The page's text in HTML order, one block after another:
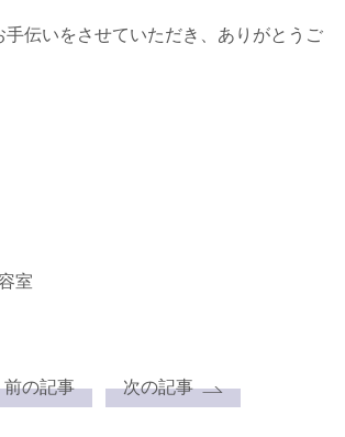
手伝いをさせていただき、ありがとうご
室
前の記事 次の記事